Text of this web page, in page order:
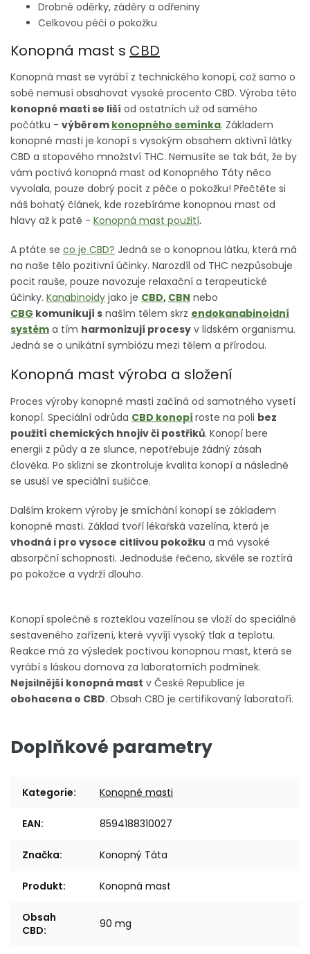
Drobné oděrky, záděry a odřeniny
Celkovou péči o pokožku
Konopná mast s CBD
Konopná mast se vyrábí z technického konopí, což samo o
sobě nemusí obsahovat vysoké procento CBD. Výroba této
konopné masti se liší od ostatních už od samého
počátku - výběrem konopného semínka. Základem
konopné masti je konopí s vysokým obsahem aktivní látky
CBD a stopového množství THC. Nemusíte se tak bát, že by
vám poctivá konopná mast od Konopného Táty něco
vyvolala, pouze dobrý pocit z péče o pokožku! Přečtěte si
náš bohatý článek, kde rozebíráme konopnou mast od
hlavy až k patě - Konopná mast použití.
A ptáte se co je CBD? Jedná se o konopnou látku, která má
na naše tělo pozitivní účinky. Narozdíl od THC nezpůsobuje
pocit rauše, pouze navozuje relaxační a terapeutické
účinky. Kanabinoidy jako je CBD, CBN nebo
CBG komunikují s naším tělem skrz endokanabinoidní
systém a tím harmonizují procesy v lidském organismu.
Jedná se o unikátní symbiózu mezi tělem a přírodou.
Konopná mast výroba a složení
Proces výroby konopné masti začíná od samotného vysetí
konopí. Speciální odrůda CBD konopí roste na poli bez
použití chemických hnojiv či postřiků. Konopí bere
energii z půdy a ze slunce, nepotřebuje žádný zásah
člověka. Po sklizni se zkontroluje kvalita konopí a následně
se usuší ve speciální sušičce.
Dalším krokem výroby je smíchání konopí se základem
konopné masti. Základ tvoří lékařská vazelína, která je
vhodná i pro vysoce citlivou pokožku a má vysoké
absorpční schopnosti. Jednoduše řečeno, skvěle se roztírá
po pokožce a vydrží dlouho.
Konopí společně s rozteklou vazelínou se vloží do speciálně
sestaveného zařízení, které vyvíjí vysoký tlak a teplotu.
Reakce má za výsledek poctivou konopnou mast, která se
vyrábí s láskou domova za laboratorních podmínek.
Nejsilnější konopná mast v České Republice je
obohacena o CBD. Obsah CBD je certifikovaný laboratoří.
Doplňkové parametry
Kategorie: Konopné masti
EAN: 8594188310027
Značka: Konopný Táta
Produkt: Konopná mast
Obsah
CBD: 90 mg